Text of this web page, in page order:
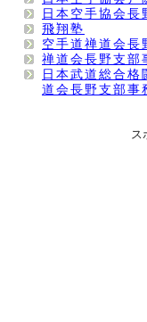
日本空手協会長
飛翔塾
空手道禅道会長
禅道会長野支部
日本武道総合
道会長野支部事
ス